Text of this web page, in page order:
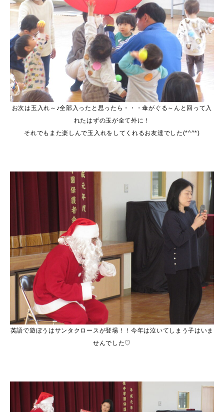
お次は玉入れ～♪全部入ったと思ったら・・・傘がぐる～んと回って入
れたはずの玉が全て外に！
それでもまた楽しんで玉入れをしてくれるお友達でした(*^^*)
英語で遊ぼうはサンタクロースが登場！！今年は泣いてしまう子はいま
せんでした♡